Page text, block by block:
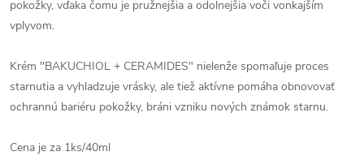
pokožky, vďaka čomu je pružnejšia a odolnejšia voči vonkajším
vplyvom.
Krém "BAKUCHIOL + CERAMIDES" nielenže spomaľuje proces
starnutia a vyhladzuje vrásky, ale tiež aktívne pomáha obnovovať
ochrannú bariéru pokožky, bráni vzniku nových známok starnu.
Cena je za 1ks/40ml